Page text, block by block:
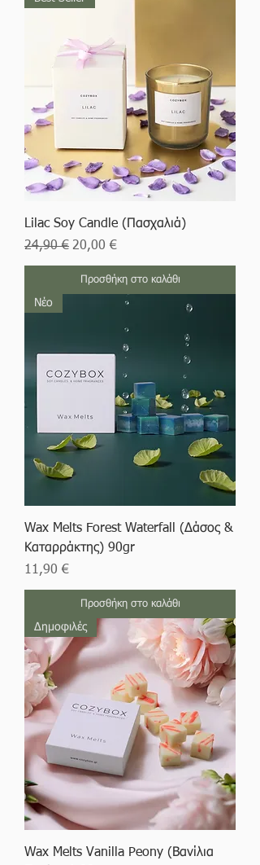
Lilac Soy Candle (Πασχαλιά)
Κανονική τιμή
24,90 € Τιμή Έκπτωσης
20,00 €
Προσθήκη στο καλάθι
Νέο
Wax Melts Forest Waterfall (Δάσος &
Καταρράκτης) 90gr
Τιμή
11,90 €
Προσθήκη στο καλάθι
Δημοφιλές
Wax Melts Vanilla Peony (Βανίλια